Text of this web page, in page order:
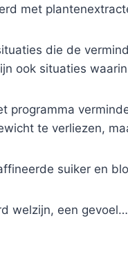
met
die de
ook situaties
programma
te verliezen,
suiker en
welzijn, een gevoel…